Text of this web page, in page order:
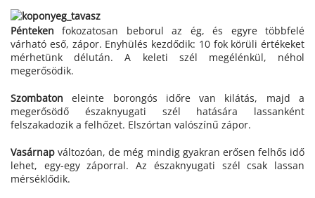
Péntekenfokozatosan beborul az ég, és egyre többfelé
várható eső, zápor. Enyhülés kezdődik: 10 fok körüli értékeket
mérhetünk délután. A keleti szél megélénkül, néhol
megerősödik.
Szombatoneleinte borongós időre van kilátás, majd a
megerősödő északnyugati szél hatására lassanként
felszakadozik a felhőzet. Elszórtan valószínű zápor.
Vasárnapváltozóan, de még mindig gyakran erősen felhős idő
lehet, egy-egy záporral. Az északnyugati szél csak lassan
mérséklődik.